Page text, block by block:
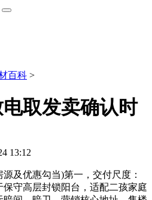
百科 >
取发卖确认时
13:12
优惠勾当)第一，交付尺度：
守高层封锁阳台，适配二孩家庭